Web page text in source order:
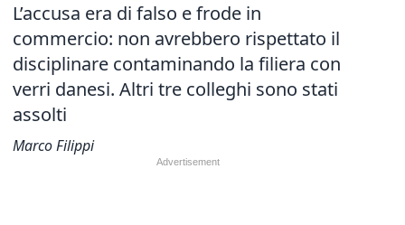
L’accusa era di falso e frode in
commercio: non avrebbero rispettato il
disciplinare contaminando la filiera con
verri danesi. Altri tre colleghi sono stati
assolti
Marco Filippi